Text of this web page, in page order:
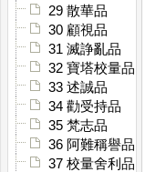
29 散華品
30 顧視品
31 滅諍亂品
32 寶塔校量品
33 述誠品
34 勸受持品
35 梵志品
36 阿難稱譽品
37 校量舍利品